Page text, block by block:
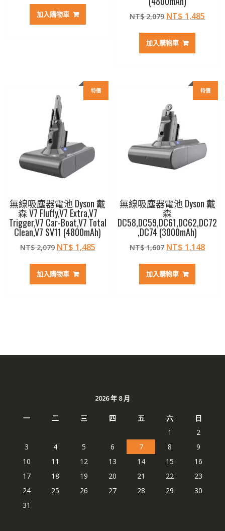
價
格：
NT$ 1,485。
加入購物車 NT$2,079 原
價
格：
NT$ 1,485
加入購物車
特價
無線吸塵器電池 Dyson 戴
森 V7 Fluffy,V7 Extra,V7
Trigger,V7 Car-Boat,V7 Total
Clean,V7 SV11 (4800mAh)
NT$2,079 原
價
格：
NT$ 1,485目
加入購物車
特價
無線吸塵器電池 Dyson 戴
森
DC58,DC59,DC61,DC62,DC72
,DC74 (3000mAh)
NT$1,607 原
價
格：
NT$ 1,148目
加入購物車
2026 年 8 月
一 二 三 四 五 六
日
1
2
3
4 5 6 7 8
9
10
11 12 13 14 15
16
17
18 19 20 21 22
23
24
25 26 27 28 29
30
31